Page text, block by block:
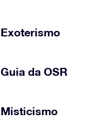
Exoterismo
Guia da OSR
Misticismo